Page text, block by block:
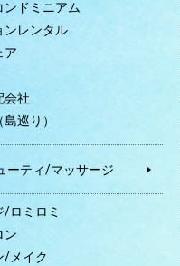
ンドミニアム
ンレンタル
ア
会社
巡り）
ーティ/マッサージ
/ロミロミ
ン
/メイク